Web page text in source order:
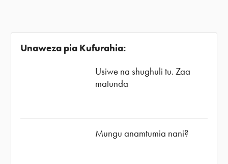
Unaweza pia Kufurahia:
Usiwe na shughuli tu. Zaa
matunda
Mungu anamtumia nani?